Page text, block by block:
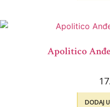
Apolitico
DODAJ